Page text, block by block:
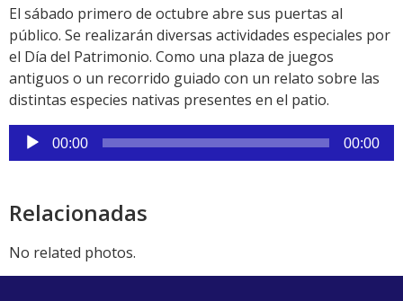
Link
El sábado primero de octubre abre sus puertas al
público. Se realizarán diversas actividades especiales por
el Día del Patrimonio. Como una plaza de juegos
antiguos o un recorrido guiado con un relato sobre las
distintas especies nativas presentes en el patio.
Reproductor
de
00:00 00:00
Relacionadas
No related photos.